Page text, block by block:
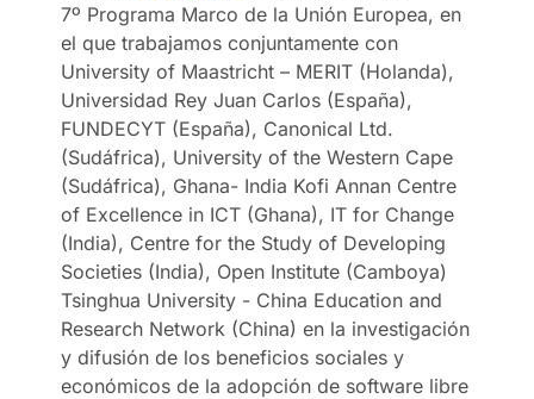
7º Programa Marco de la Unión Europea, en
el que trabajamos conjuntamente con
University of Maastricht – MERIT (Holanda),
Universidad Rey Juan Carlos (España),
FUNDECYT (España), Canonical Ltd.
(Sudáfrica), University of the Western Cape
(Sudáfrica), Ghana-­ India Kofi Annan Centre
of Excellence in ICT (Ghana), IT for Change
(India), Centre for the Study of Developing
Societies (India), Open Institute (Camboya)
Tsinghua University -­ China Education and
Research Network (China) en la investigación
y difusión de los beneficios sociales y
económicos de la adopción de software libre